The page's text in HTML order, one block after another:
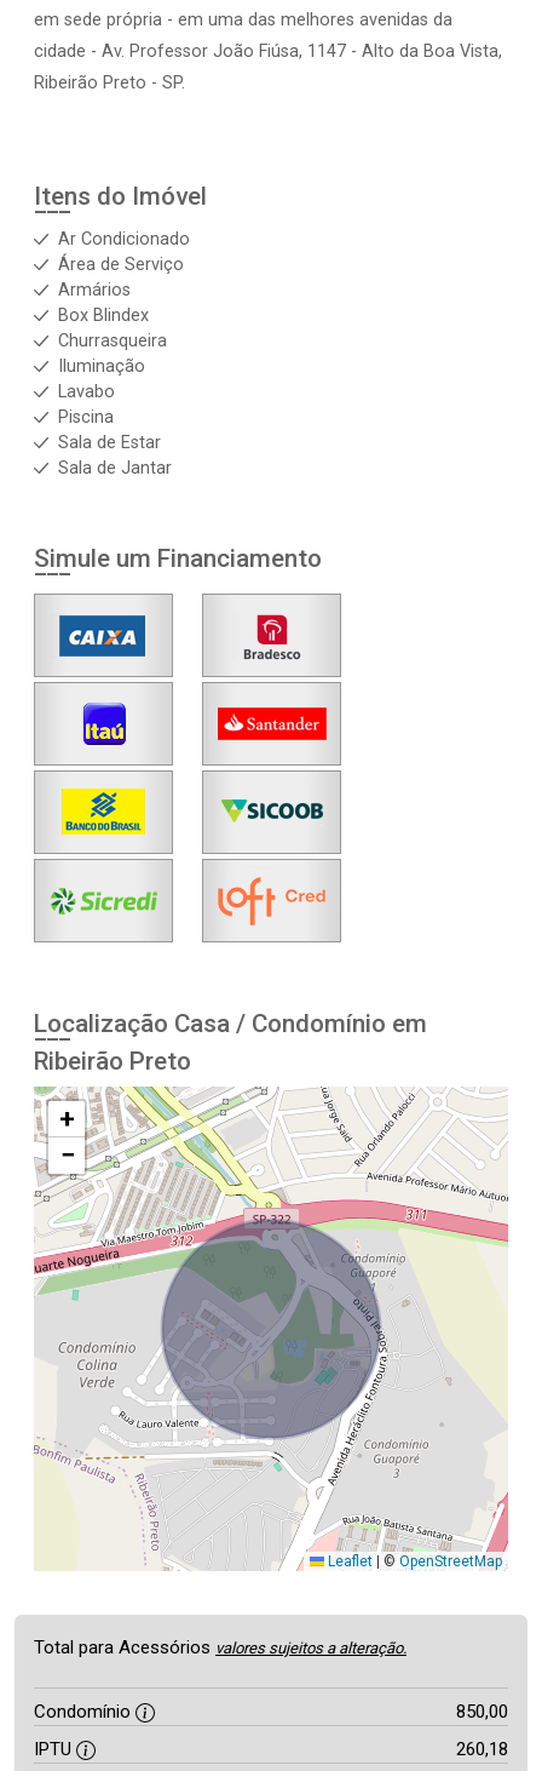
em sede própria - em uma das melhores avenidas da
cidade - Av. Professor João Fiúsa, 1147 - Alto da Boa Vista,
Ribeirão Preto - SP.
Itens do Imóvel
Ar Condicionado
Área de Serviço
Armários
Box Blindex
Churrasqueira
Iluminação
Lavabo
Piscina
Sala de Estar
Sala de Jantar
Simule um Financiamento
Localização Casa / Condomínio em
Ribeirão Preto
+
−
Leaflet © OpenStreetMap
Total para Acessórios valores sujeitos a alteração.
Condomínio
850,00
IPTU
260,18